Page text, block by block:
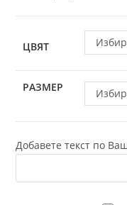
ЦВЯТ
РАЗМЕР
Добавете текст по